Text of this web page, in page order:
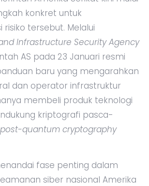
konkret untuk
risiko tersebut. Melalui
Infrastructure Security Agency
AS pada 23 Januari resmi
baru yang mengarahkan
dan operator infrastruktur
membeli produk teknologi
kriptografi pasca-
post-quantum cryptography
fase penting dalam
siber nasional Amerika